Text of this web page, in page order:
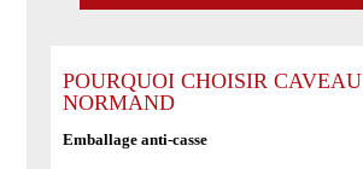
Bheagan
Islay
Single
POURQUOI CHOISIR CAVEAU
NORMAND
Emballage anti-casse